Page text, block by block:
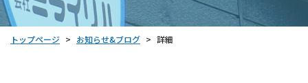
トップページ > お知らせ&ブログ > 詳細